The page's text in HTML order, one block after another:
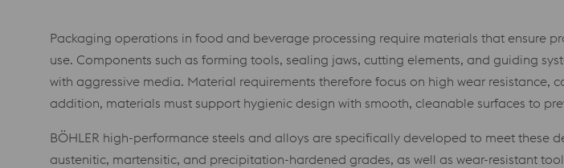
Packaging operations in food and beverage processing require materials that ensure
use. Components such as forming tools, sealing jaws, cutting elements, and guiding
with aggressive media. Material requirements therefore focus on high wear resistance,
addition, materials must support hygienic design with smooth, cleanable surfaces to
BÖHLER high-performance steels and alloys are specifically developed to meet these
austenitic, martensitic, and precipitation-hardened grades, as well as wear-resistant